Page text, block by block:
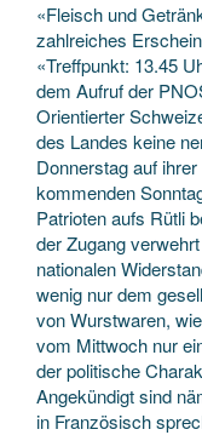
«Fleisch und
zahlreiches
«Treffpunkt: 13.45
dem Aufruf der
Orientierter
des Landes keine
Donnerstag auf
kommenden
Patrioten aufs Rütli
der Zugang
nationalen
wenig nur dem
von Wurstwaren,
vom Mittwoch nur
der politische
Angekündigt sind
in Französisch